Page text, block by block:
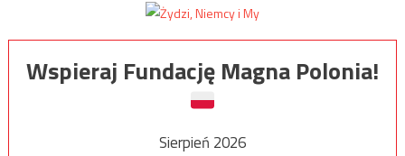
Wspieraj Fundację Magna Polonia!
Sierpień 2026